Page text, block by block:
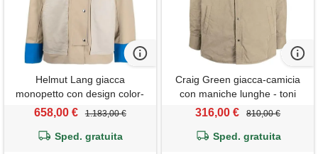
Helmut Lang giacca
monopetto con design color-
block - toni neutri
658,00 € 1.183,00 €
Sped. gratuita
Craig Green giacca-camicia
con maniche lunghe - toni
neutri
316,00 € 810,00 €
Sped. gratuita